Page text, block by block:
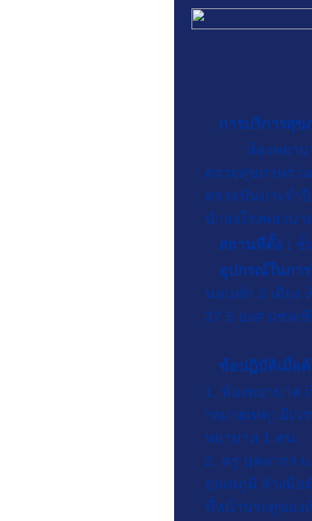
การบริการสุข
ห้องพยาบาล
ตรวจสุขภาพร่า
ตรวจฟันประจำ
นำส่งโรงพยาบ
สถานที่ตั้ง : ชั้
อุปกรณ์ในกา
นอนพัก 3 เตียง
37.5 องศาเซล
ข้อปฏิบัติเมื่อต้
1. ห้องพยาบาล
*หมายเหตุ: มีเว
พยาบาล 1 คน
2. ครู บุคลากร
อุณหภูมิ ล้างมือ
ที่หน้าประตูของ